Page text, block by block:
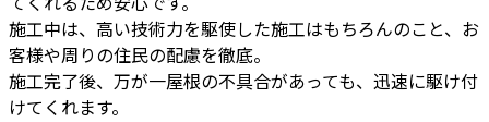
施工中は、高い技術力を駆使した施工はもちろんのこと、お
客様や周りの住民の配慮を徹底。
施工完了後、万が一屋根の不具合があっても、迅速に駆け付
けてくれます。